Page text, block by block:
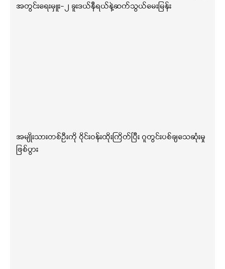
အတွင်းရေးမှူး-၂ ခူးဒယ်နီရယ်နဲ့ဆက်သွယ်မေးမြန်း
အမျိုးသားတစ်ဦးကို ဝိုင်းဝန်းထိုးကြိတ်ပြီး ဂူတွင်းပစ်ချသေဆုံးမှု
ဖြစ်ပွား